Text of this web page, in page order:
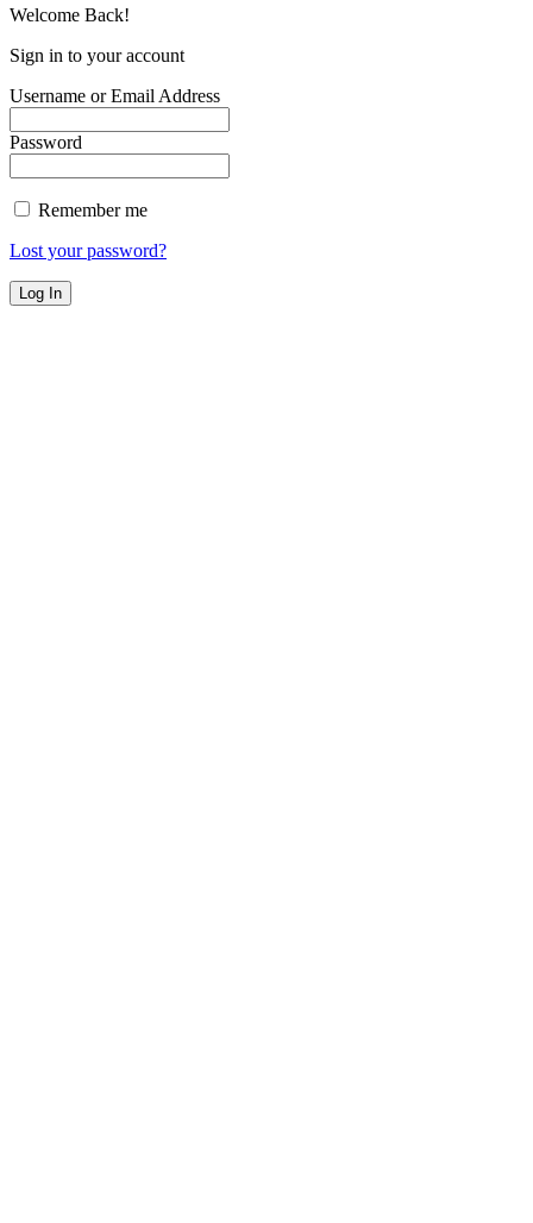
Welcome Back!
Sign in to your account
Username or Email Address
Password
Remember me
Lost your password?